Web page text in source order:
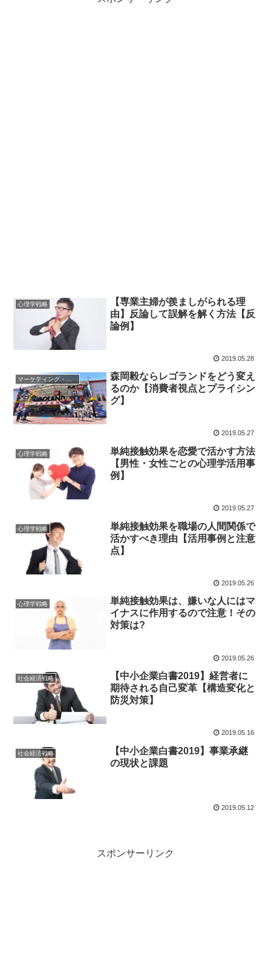
心理学戦略
【専業主婦が羨ましがられる理
由】反論して誤解を解く方法【反
論例】
2019.05.28
森岡毅ならレゴランドをどう変え
るのか【消費者視点とプライシン
グ】
2019.05.27
心理学戦略
単純接触効果を恋愛で活かす方法
【男性・女性ごとの心理学活用事
例】
2019.05.27
心理学戦略
単純接触効果を職場の人間関係で
活かすべき理由【活用事例と注意
点】
2019.05.26
心理学戦略
単純接触効果は、嫌いな人にはマ
イナスに作用するので注意！その
対策は?
2019.05.26
社会経済戦略
【中小企業白書2019】経営者に
期待される自己変革【構造変化と
防災対策】
2019.05.16
社会経済戦略
【中小企業白書2019】事業承継
の現状と課題
2019.05.12
スポンサーリンク